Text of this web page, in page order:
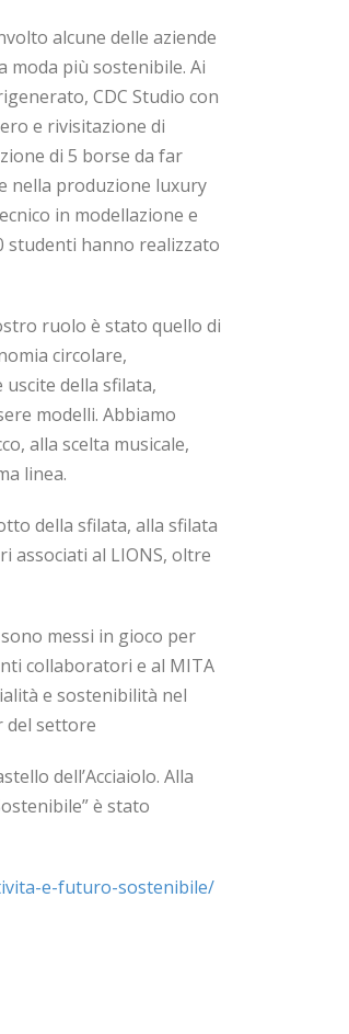
alcune delle aziende
più sostenibile. Ai
CDC Studio con
e rivisitazione di
di 5 borse da far
nella produzione luxury
in modellazione e
studenti hanno realizzato
ruolo è stato quello di
circolare,
della sfilata,
modelli. Abbiamo
alla scelta musicale,
linea.
della sfilata, alla sfilata
associati al LIONS, oltre
messi in gioco per
collaboratori e al MITA
e sostenibilità nel
del settore
dell’Acciaiolo. Alla
è stato
e-futuro-sostenibile/